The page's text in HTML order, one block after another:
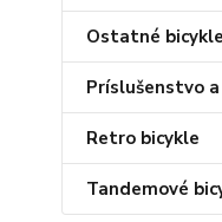
Ostatné bicykle
Príslušenstvo
Retro bicykle
Tandemové